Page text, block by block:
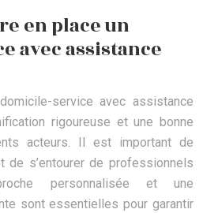
en place un
avec assistance
service avec assistance
rigoureuse et une bonne
acteurs. Il est important de
s’entourer de professionnels
personnalisée et une
sont essentielles pour garantir